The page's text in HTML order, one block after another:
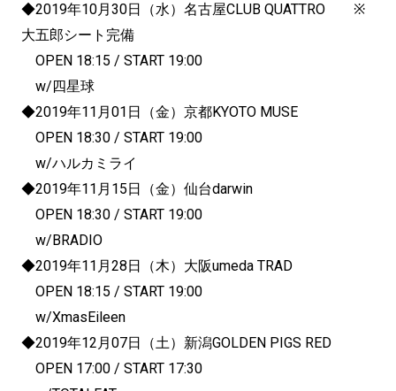
◆2019年10月30日（水）名古屋CLUB QUATTRO ※
大五郎シート完備
OPEN 18:15 / START 19:00
w/四星球
◆2019年11月01日（金）京都KYOTO MUSE
OPEN 18:30 / START 19:00
w/ハルカミライ
◆2019年11月15日（金）仙台darwin
OPEN 18:30 / START 19:00
w/BRADIO
◆2019年11月28日（木）大阪umeda TRAD
OPEN 18:15 / START 19:00
w/XmasEileen
◆2019年12月07日（土）新潟GOLDEN PIGS RED
OPEN 17:00 / START 17:30